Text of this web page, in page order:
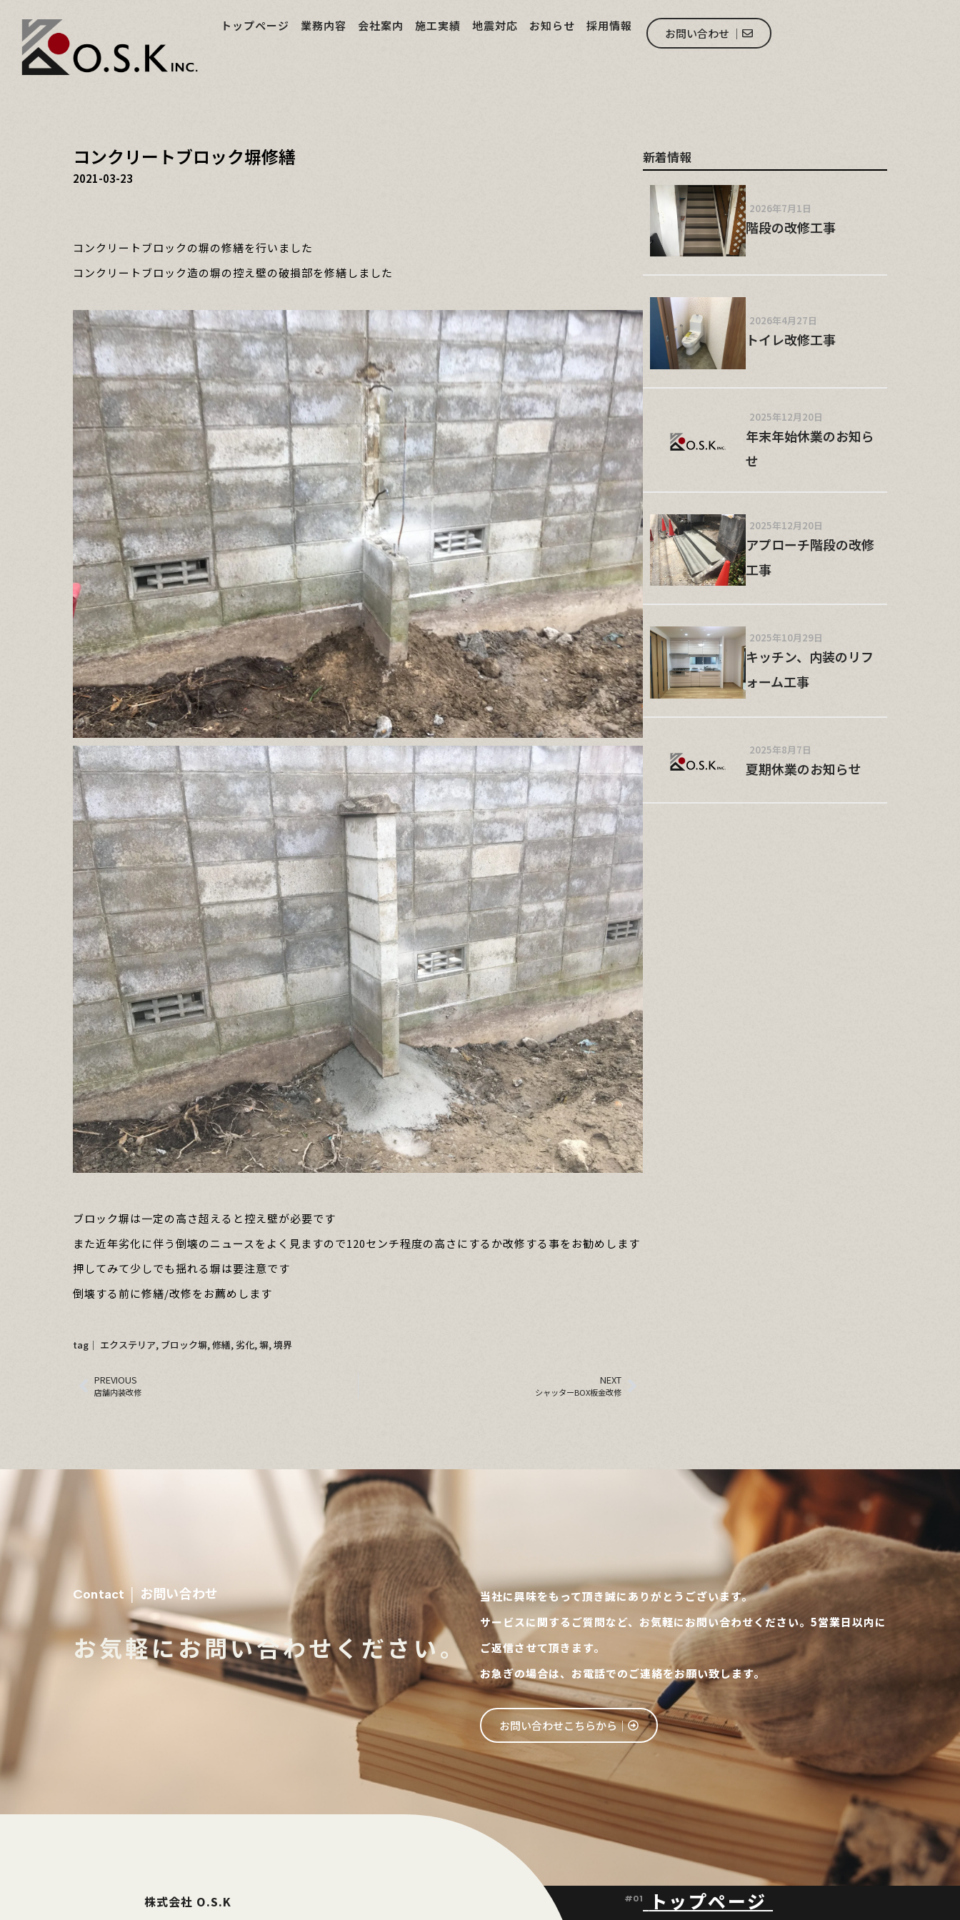
トップページ 業務内容 会社案内 施工実績 地震対応 お知らせ 採用情報
お問い合わせ │
コンクリートブロック塀修繕
2021-03-23
コンクリートブロックの塀の修繕を行いました
コンクリートブロック造の塀の控え壁の破損部を修繕しました
ブロック塀は一定の高さ超えると控え壁が必要です
また近年劣化に伴う倒壊のニュースをよく見ますので120センチ程度の高さにするか改修する事をお勧めします
押してみて少しでも揺れる塀は要注意です
倒壊する前に修繕/改修をお薦めします
tag│ エクステリア, ブロック塀,修繕,劣化,塀,境界
PREVIOUS
店舗内装改修
NEXT
シャッターBOX板金改修
新着情報
2026年7月1日
階段の改修工事
2026年4月27日
トイレ改修工事
2025年12月20日
年末年始休業のお知ら
せ
2025年12月20日
アプローチ階段の改修
工事
2025年10月29日
キッチン、内装のリフ
ォーム工事
2025年8月7日
夏期休業のお知らせ
Contact │ お問い合わせ
お気軽にお問い合わせください。
当社に興味をもって頂き誠にありがとうございます。
サービスに関するご質問など、お気軽にお問い合わせください。5営業日以内に
ご返信させて頂きます。
お急ぎの場合は、お電話でのご連絡をお願い致します。
お問い合わせこちらから│
株式会社 O.S.K #01 トップページ